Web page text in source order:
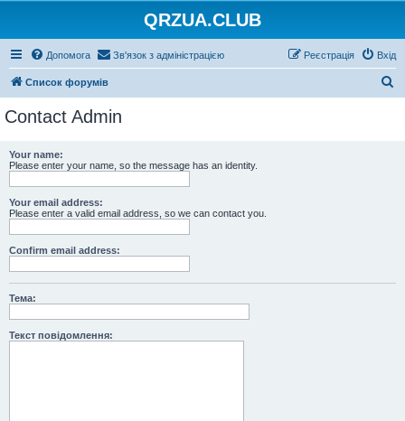
QRZUA.CLUB
Допомога Зв'язок з адміністрацією Вхід
Реєстрація
Список форумів
Contact Admin
Your name:
Please enter your name, so the message has an identity.
Your email address:
Please enter a valid email address, so we can contact you.
Confirm email address:
Тема:
Текст повідомлення: